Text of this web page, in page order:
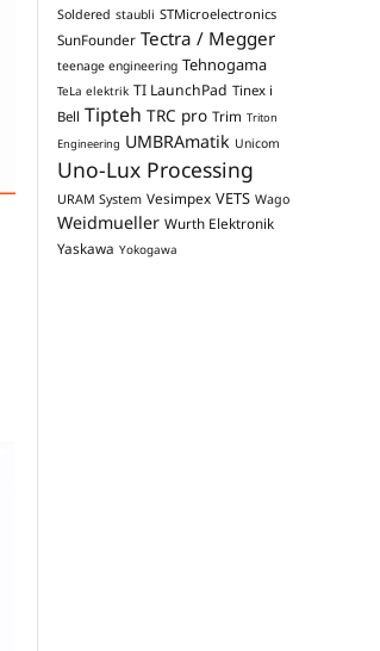
Soldered staubli STMicroelectronics
SunFounder Tectra / Megger
teenage engineering Tehnogama
TeLa elektrik TI LaunchPad Tinex i
Bell Tipteh TRC pro Trim Triton
Engineering UMBRAmatik Unicom
Uno-Lux Processing
URAM System Vesimpex VETS Wago
Weidmueller Wurth Elektronik
Yaskawa Yokogawa